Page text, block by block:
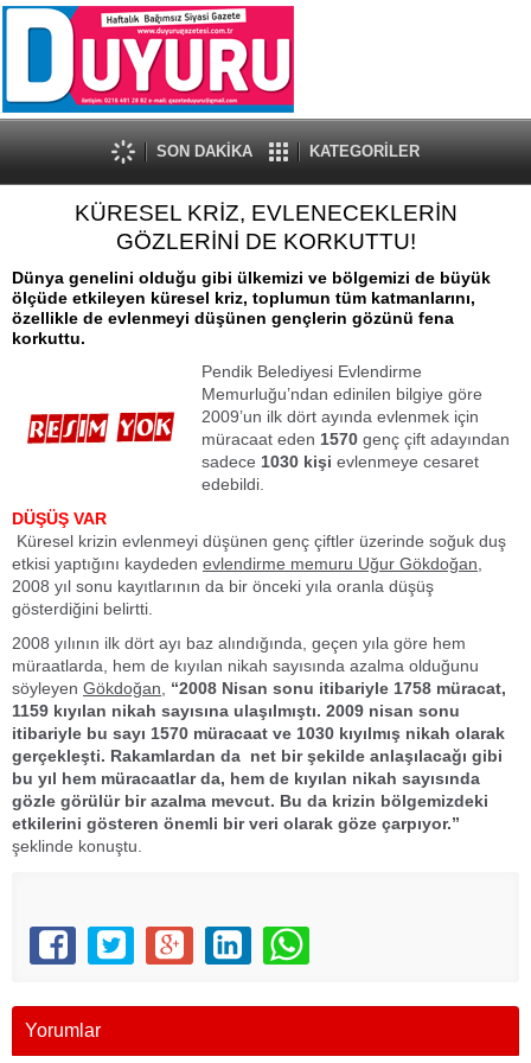
SON DAKİKA KATEGORİLER
KÜRESEL KRİZ, EVLENECEKLERİN
GÖZLERİNİ DE KORKUTTU!
Dünya genelini olduğu gibi ülkemizi ve bölgemizi de büyük
ölçüde etkileyen küresel kriz, toplumun tüm katmanlarını,
özellikle de evlenmeyi düşünen gençlerin gözünü fena
korkuttu.
Pendik Belediyesi Evlendirme
Memurluğu’ndan edinilen bilgiye göre
2009’un ilk dört ayında evlenmek için
müracaat eden 1570 genç çift adayından
sadece 1030 kişi evlenmeye cesaret
edebildi.
DÜŞÜŞ VAR
Küresel krizin evlenmeyi düşünen genç çiftler üzerinde soğuk duş
etkisi yaptığını kaydeden evlendirme memuru Uğur Gökdoğan,
2008 yıl sonu kayıtlarının da bir önceki yıla oranla düşüş
gösterdiğini belirtti.
2008 yılının ilk dört ayı baz alındığında, geçen yıla göre hem
müraatlarda, hem de kıyılan nikah sayısında azalma olduğunu
söyleyen Gökdoğan,
“2008 Nisan sonu itibariyle 1758 müracat,
1159 kıyılan nikah sayısına ulaşılmıştı. 2009 nisan sonu
itibariyle bu sayı 1570 müracaat ve 1030 kıyılmış nikah olarak
gerçekleşti. Rakamlardan da net bir şekilde anlaşılacağı gibi
bu yıl hem müracaatlar da, hem de kıyılan nikah sayısında
gözle görülür bir azalma mevcut. Bu da krizin bölgemizdeki
etkilerini gösteren önemli bir veri olarak göze çarpıyor.”
şeklinde konuştu.
Yorumlar